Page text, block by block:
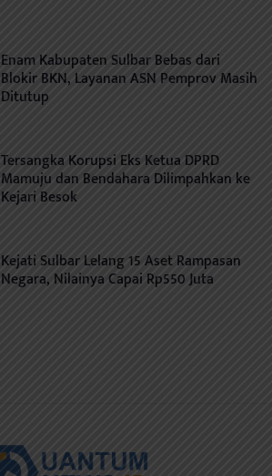
Enam Kabupaten Sulbar Bebas dari
Blokir BKN, Layanan ASN Pemprov Masih
Ditutup
Tersangka Korupsi Eks Ketua DPRD
Mamuju dan Bendahara Dilimpahkan ke
Kejari Besok
Kejati Sulbar Lelang 15 Aset Rampasan
Negara, Nilainya Capai Rp550 Juta